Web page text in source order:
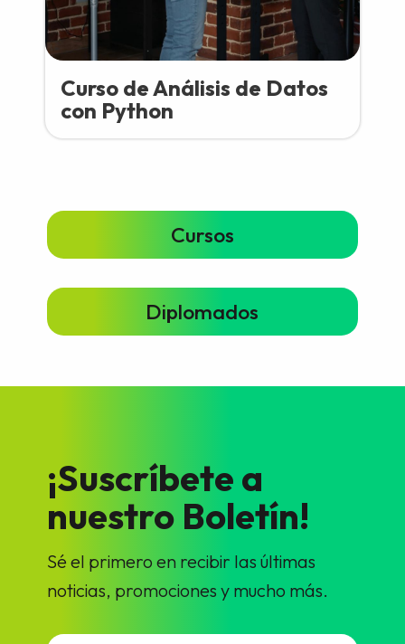
Curso de Análisis de Datos
con Python
Cursos
Diplomados
¡Suscríbete a
nuestro Boletín!
Sé el primero en recibir las últimas
noticias, promociones y mucho más.